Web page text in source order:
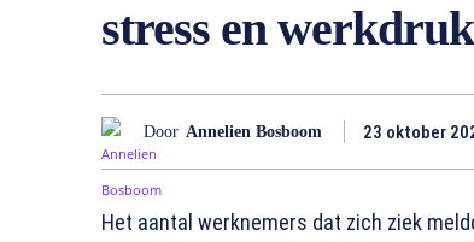
stress en werkdruk
Door Annelien Bosboom 23 oktober
Het aantal werknemers dat zich ziek